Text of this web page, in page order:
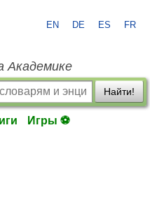
EN DE ES FR
Академике
Найти!
Игры ⚽